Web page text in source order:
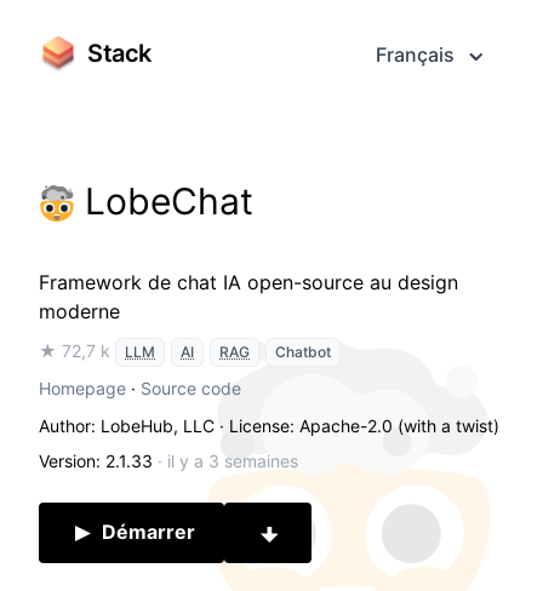
Stack Français
LobeChat
Framework de chat IA open-source au design
moderne
★ 72,7 k LLM AI RAG Chatbot
Homepage · Source code
Author: LobeHub, LLC · License: Apache-2.0 (with a twist)
Version: 2.1.33 · il y a 3 semaines
Démarrer